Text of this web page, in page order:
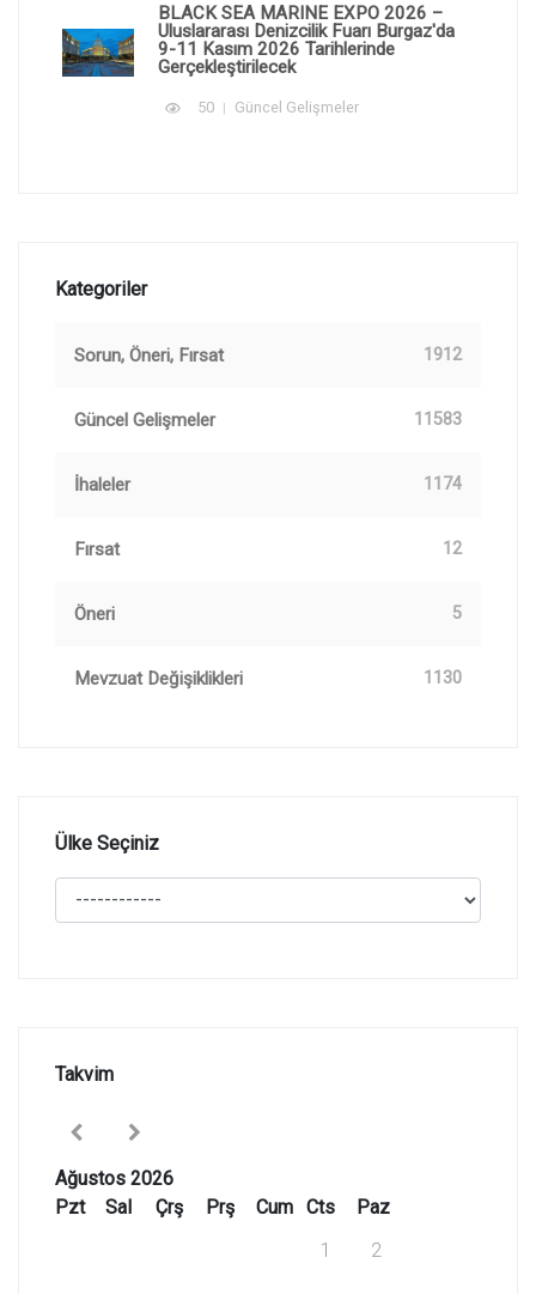
BLACK SEA MARINE EXPO 2026 –
Uluslararası Denizcilik Fuarı Burgaz'da
9-11 Kasım 2026 Tarihlerinde
Gerçekleştirilecek
50 Güncel Gelişmeler
Kategoriler
Sorun, Öneri, Fırsat 1912
Güncel Gelişmeler 11583
İhaleler 1174
Fırsat 12
Öneri 5
Mevzuat Değişiklikleri 1130
Ülke Seçiniz
Takvim
Ağustos 2026
Pzt
Sal Çrş Prş Cum Cts
Paz
1
2